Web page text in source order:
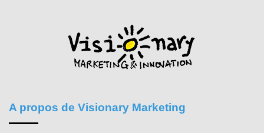
A propos de Visionary Marketing